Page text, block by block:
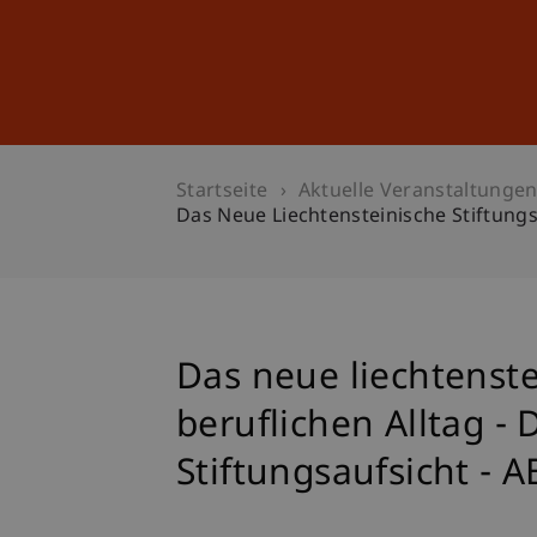
Startseite
Aktuelle Veranstaltungen
Das Neue Liechtensteinische
Das neue
beruflichen Alltag -
Stiftungsaufsicht -